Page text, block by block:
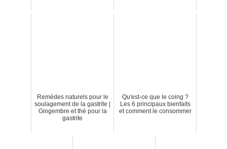
Remèdes naturels pour le
soulagement de la gastrite |
Gingembre et thé pour la
gastrite
Qu'est-ce que le coing ?
Les 6 principaux bienfaits
et comment le consommer